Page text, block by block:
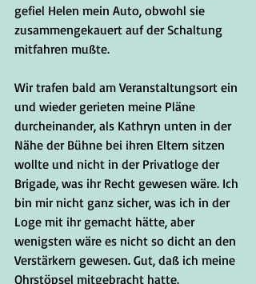
gefiel Helen mein Auto, obwohl sie
zusammengekauert auf der Schaltung
mitfahren mußte.
Wir trafen bald am Veranstaltungsort ein
und wieder gerieten meine Pläne
durcheinander, als Kathryn unten in der
Nähe der Bühne bei ihren Eltern sitzen
wollte und nicht in der Privatloge der
Brigade, was ihr Recht gewesen wäre. Ich
bin mir nicht ganz sicher, was ich in der
Loge mit ihr gemacht hätte, aber
wenigsten wäre es nicht so dicht an den
Verstärkern gewesen. Gut, daß ich meine
Ohrstöpsel mitgebracht hatte.